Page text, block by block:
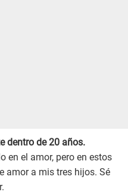
dentro de 20 años.
en el amor, pero en estos
amor a mis tres hijos. Sé